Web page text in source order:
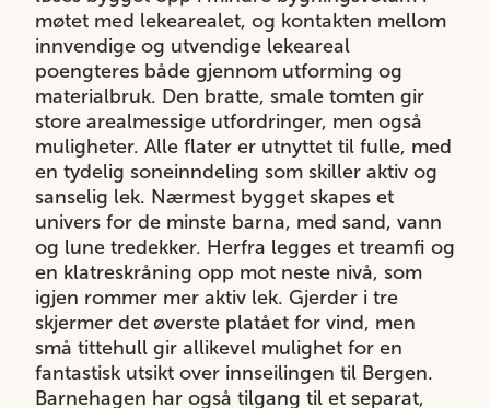
møtet med lekearealet, og kontakten mellom
innvendige og utvendige lekeareal
poengteres både gjennom utforming og
materialbruk. Den bratte, smale tomten gir
store arealmessige utfordringer, men også
muligheter. Alle flater er utnyttet til fulle, med
en tydelig soneinndeling som skiller aktiv og
sanselig lek. Nærmest bygget skapes et
univers for de minste barna, med sand, vann
og lune tredekker. Herfra legges et treamfi og
en klatreskråning opp mot neste nivå, som
igjen rommer mer aktiv lek. Gjerder i tre
skjermer det øverste platået for vind, men
små tittehull gir allikevel mulighet for en
fantastisk utsikt over innseilingen til Bergen.
Barnehagen har også tilgang til et separat,